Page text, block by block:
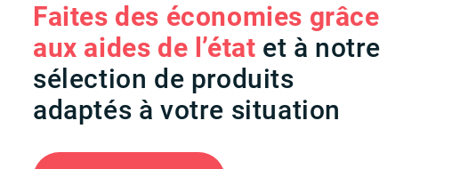
Faites des économies grâce
aux aides de l’état et à notre
sélection de produits
adaptés à votre situation